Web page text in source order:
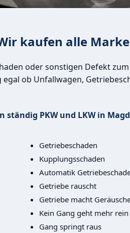
kaufen alle
oder sonstigen Defekt
ob Unfallwagen,
ständig PKW und LKW in
Getriebeschaden
Kupplungsschaden
Automatik
Getriebe rauscht
Getriebe macht
Kein Gang geht mehr rein
Gang springt raus